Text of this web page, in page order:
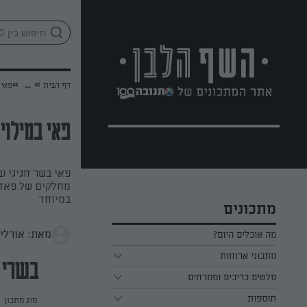
מתכונים
מה אוכלים היום?
מתכוני ארוחות
ארוחת בוקר
ארוחת צהריים
סלטים כריכים וממרחים
כל הסלטים כריכים וממרחים
תוספות
דף הבית »
...
»
פאי
פאי בשר חגיגי
מחלקים של
במיוחד
מאת: אורלי
בשרי
סוג מתכון